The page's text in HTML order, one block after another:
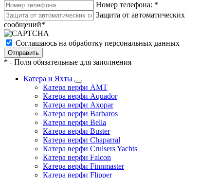
Номер телефона: *
Защита от автоматических
сообщений*
Соглашаюсь на обработку персональных данных
* - Поля обязательные для заполнения
Катера и Яхты
Катера верфи AMT
Катера верфи Aquador
Катера верфи Axopar
Катера верфи Barbaros
Катера верфи Bella
Катера верфи Buster
Катера верфи Chaparral
Катера верфи Cruisers Yachts
Катера верфи Falcon
Катера верфи Finnmaster
Катера верфи Flipper